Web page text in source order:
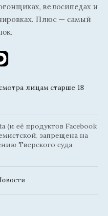
велосипедах и
Плюс — самый
лицам старше 18
(и её продуктов Facebook
запрещена на
Тверского суда